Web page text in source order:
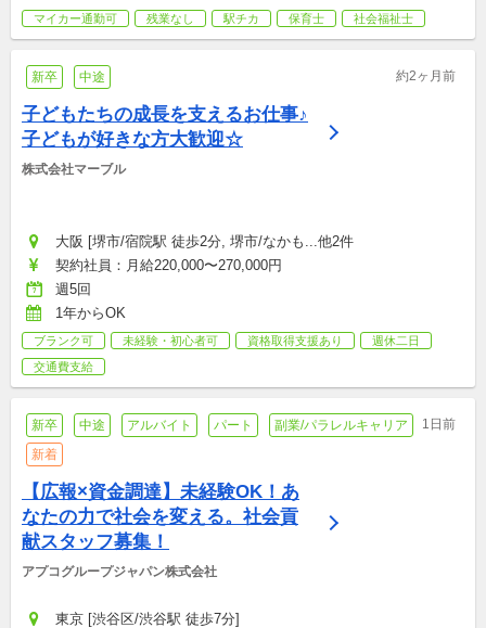
マイカー通勤可 残業なし 駅チカ 保育士 社会福祉士
新卒 中途 約2ヶ月前
子どもたちの成長を支えるお仕事♪
子どもが好きな方大歓迎☆
株式会社マーブル
大阪 [堺市/宿院駅 徒歩2分, 堺市/なかも...他2件
契約社員：月給220,000〜270,000円
週5回
1年からOK
ブランク可 未経験・初心者可 資格取得支援あり
週休二日
交通費支給
新卒 中途 アルバイト パート
副業/パラレルキャリア
新着
1日前
【広報×資金調達】未経験OK！あ
なたの力で社会を変える。社会貢
献スタッフ募集！
アプコグループジャパン株式会社
東京 [渋谷区/渋谷駅 徒歩7分]